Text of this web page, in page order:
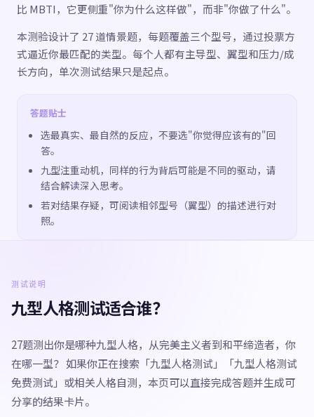
比 MBTI，它更侧重"你为什么这样做"，而非"你做了什么"。
本测验设计了 27 道情景题，每题覆盖三个型号，通过投票方
式逼近你最匹配的类型。每个人都有主导型、翼型和压力/成
长方向，单次测试结果只是起点。
答题贴士
选最真实、最自然的反应，不要选"你觉得应该有的"回
答。
九型注重动机，同样的行为背后可能是不同的驱动，请
结合解读深入思考。
若对结果存疑，可阅读相邻型号（翼型）的描述进行对
照。
测试说明
九型人格测试适合谁？
27题测出你是哪种九型人格，从完美主义者到和平缔造者，你
在哪一型？ 如果你正在搜索「九型人格测试」「九型人格测试
免费测试」或相关人格自测，本页可以直接完成答题并生成可
分享的结果卡片。